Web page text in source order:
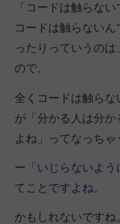
「コードは触らな
コードは触らない
ったりっていうの
ので。
全くコードは触らな
が「分かる人は分か
よね」ってなっちゃ
ー「いじらないよ
てことですよね。
かもしれないですね